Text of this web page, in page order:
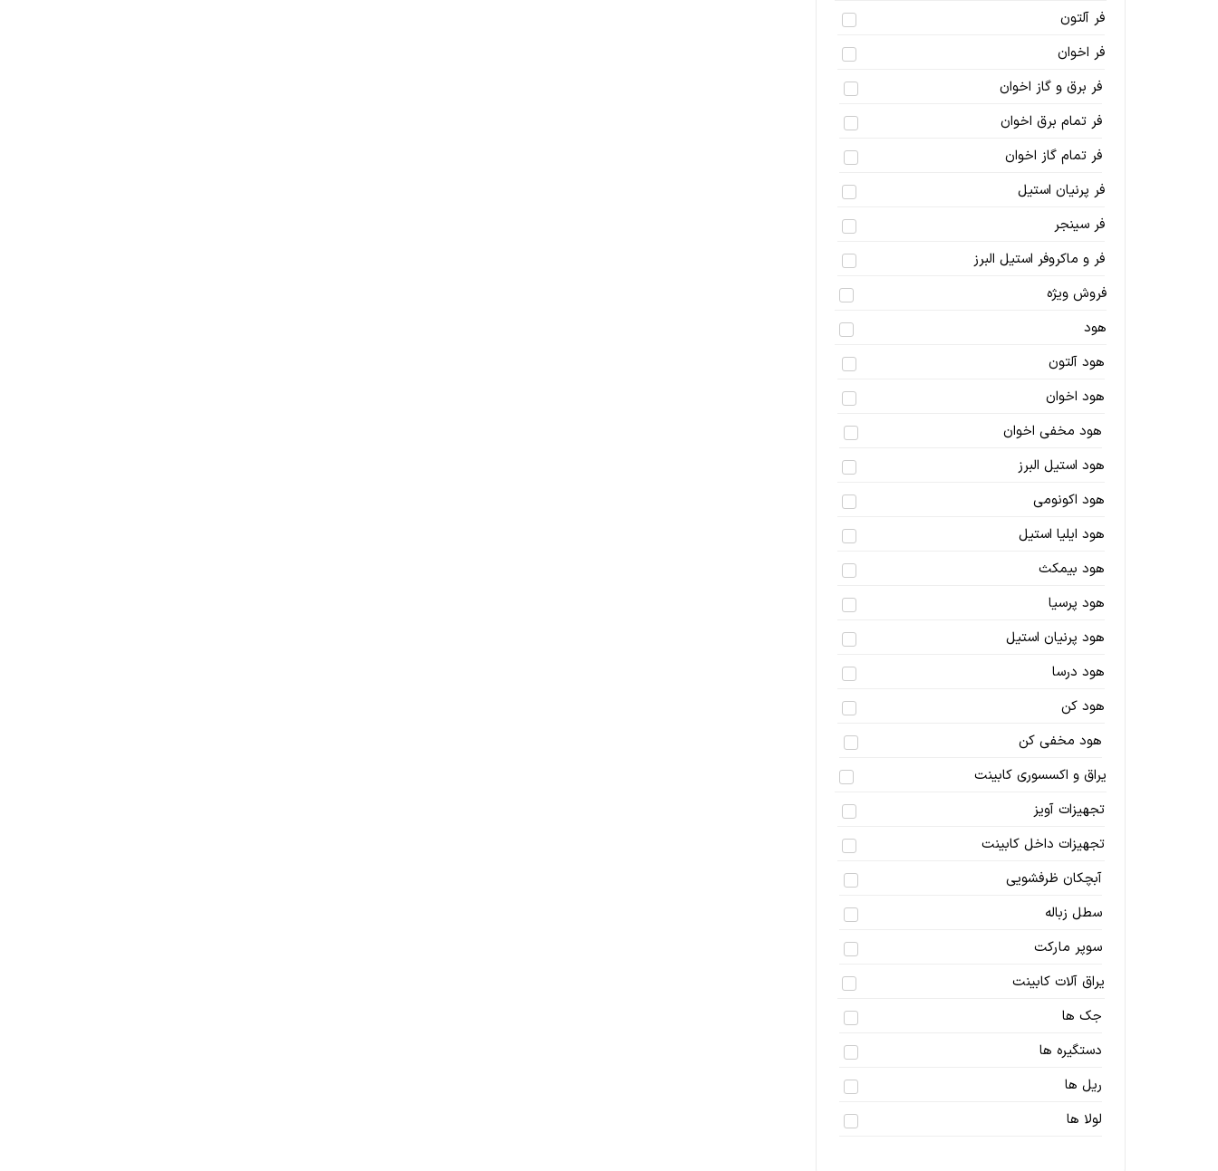
فر آلتون
فر اخوان
فر برق و گاز اخوان
فر تمام برق اخوان
فر تمام گاز اخوان
فر پرنیان استیل
فر سینجر
فر و ماکروفر استیل البرز
فروش ویژه
هود
هود آلتون
هود اخوان
هود مخفی اخوان
هود استیل البرز
هود اکونومی
هود ایلیا استیل
هود بیمکث
هود پرسیا
هود پرنیان استیل
هود درسا
هود کن
هود مخفی کن
یراق و اکسسوری کابینت
تجهیزات آویز
تجهیزات داخل کابینت
آبچکان ظرفشویی
سطل زباله
سوپر مارکت
یراق آلات کابینت
جک ها
دستگیره ها
ریل ها
لولا ها